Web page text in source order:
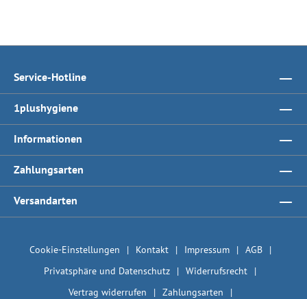
Service-Hotline
1plushygiene
Informationen
Zahlungsarten
Versandarten
Cookie-Einstellungen Kontakt Impressum
AGB
Privatsphäre und Datenschutz
Widerrufsrecht
Vertrag widerrufen
Zahlungsarten